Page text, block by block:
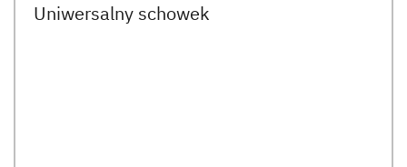
Uniwersalny schowek